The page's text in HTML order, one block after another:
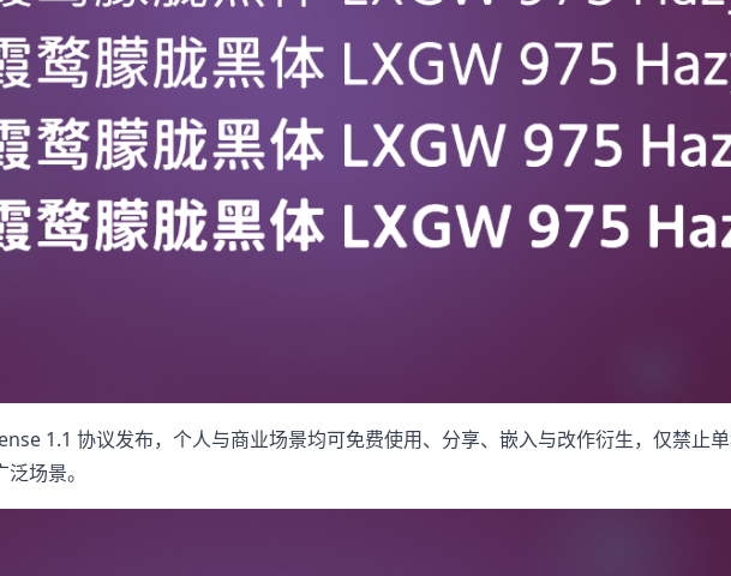
1.1 协议发布，个人与商业场景均可免费使用、分享、嵌入与改作衍生，仅禁止
场景。